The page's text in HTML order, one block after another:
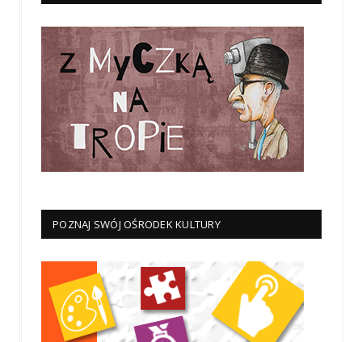
POZNAJ SWÓJ OŚRODEK KULTURY